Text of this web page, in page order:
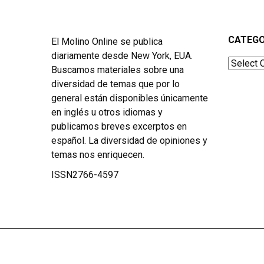
El Molino Online se publica
diariamente desde New York, EUA.
Buscamos materiales sobre una
diversidad de temas que por lo
general están disponibles únicamente
en inglés u otros idiomas y
publicamos breves excerptos en
español. La diversidad de opiniones y
temas nos enriquecen.
ISSN2766-4597